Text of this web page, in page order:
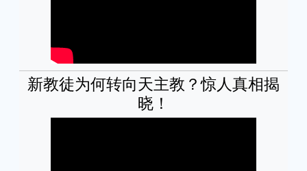
新教徒为何转向天主教？惊人真相揭
晓！